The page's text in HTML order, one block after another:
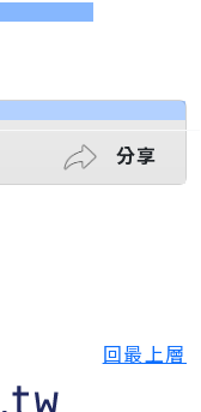
分享
回最上層